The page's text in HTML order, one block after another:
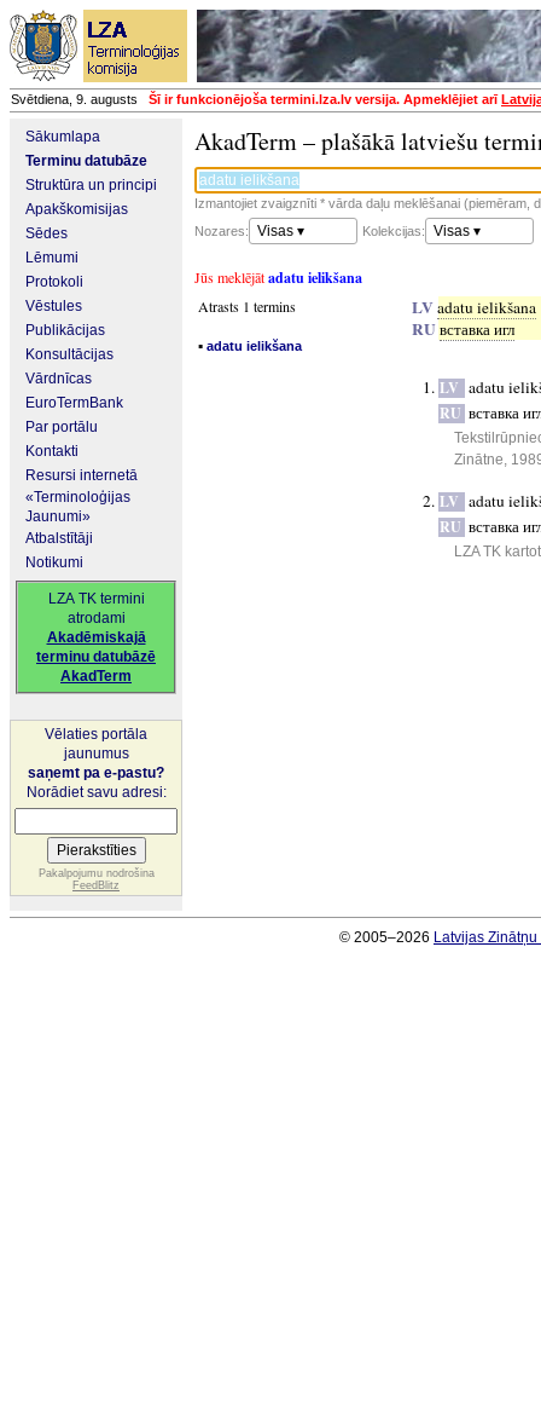
Svētdiena, 9. augusts Šī ir funkcionējoša termini.lza.lv versija. Apmeklējiet arī
Sākumlapa
Terminu datubāze
Struktūra un principi
Apakškomisijas
Sēdes
Lēmumi
Protokoli
Vēstules
Publikācijas
Konsultācijas
Vārdnīcas
EuroTermBank
Par portālu
Kontakti
Resursi internetā
«Terminoloģijas
Jaunumi»
Atbalstītāji
Notikumi
LZA TK termini
atrodami
Akadēmiskajā
terminu datubāzē
AkadTerm
Vēlaties portāla
jaunumus
saņemt pa e-pastu?
Norādiet savu adresi:
Pakalpojumu nodrošina
FeedBlitz
AkadTerm – plašākā latviešu
Izmantojiet zvaigznīti * vārda daļu meklēšanai (piemēram,
Nozares:
Visas ▾ Kolekcijas: Visas ▾
Jūs meklējātadatu ielikšana
Atrasts 1 termins
▪ adatu ielikšana
LVadatu ielikšana
RUвставка игл
LV adatu
RU вставка
Zinātne,
LV adatu
RU вставка
LZA TK
© 2005–2026 Latvijas